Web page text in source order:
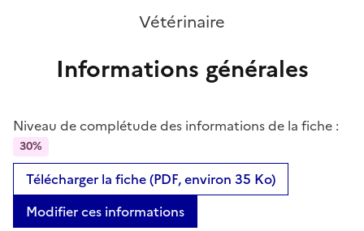
Vétérinaire
Informations générales
Niveau de complétude des informations de la fiche :
30%
Télécharger la fiche (PDF, environ 35 Ko)
Modifier ces informations